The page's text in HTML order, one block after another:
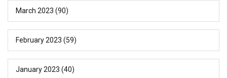
March 2023 (90)
February 2023 (59)
January 2023 (40)